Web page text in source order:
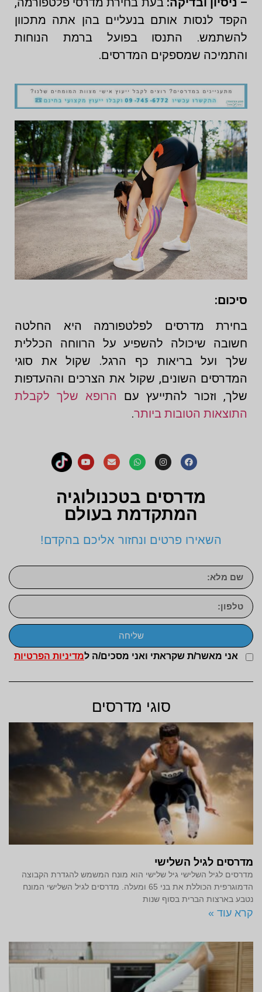
הקפד לנסות אותם בנעליים בהן אתה מתכוון
להשתמש. התנסו בפועל ברמת הנוחות
והתמיכה שמספקים המדרסים.
סיכום:
בחירת מדרסים לפלטפורמה היא החלטה
חשובה שיכולה להשפיע על הרווחה הכללית
שלך ועל בריאות כף הרגל. שקול את סוגי
המדרסים השונים, שקול את הצרכים וההעדפות
שלך, וזכור להתייעץ עם הרופא שלך לקבלת
התוצאות הטובות ביותר.
מדרסים בטכנולוגיה
המתקדמת בעולם
השאירו פרטים ונחזור אליכם בהקדם!
אני מאשר/ת שקראתי ואני מסכים/ה למדיניות הפרטיות
שליחה
סוגי מדרסים
מדרסים לגיל השלישי
מדרסים לגיל השלישי גיל שלישי הוא מונח המשמש להגדרת הקבוצה
הדמוגרפית הכוללת את בני 65 ומעלה. מדרסים לגיל השלישי המונח
נטבע בארצות הברית בסוף שנות
קרא עוד »